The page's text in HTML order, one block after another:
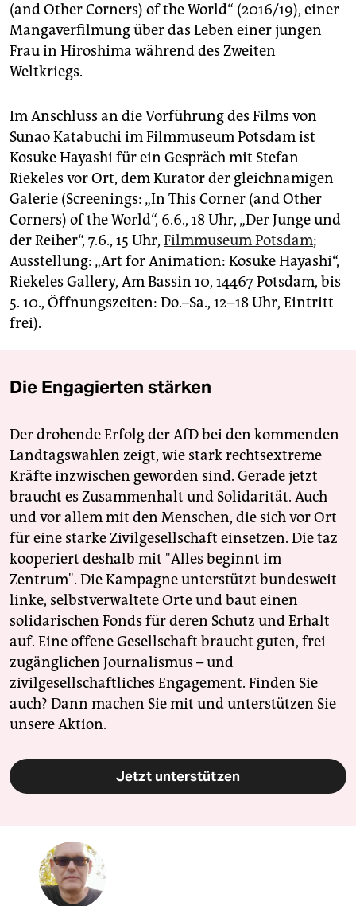
(and Other Corners) of the World“ (2016/19), einer
Mangaverfilmung über das Leben einer jungen
Frau in Hiroshima während des Zweiten
Weltkriegs.
Im Anschluss an die Vorführung des Films von
Sunao Katabuchi im Filmmuseum Potsdam ist
Kosuke Hayashi für ein Gespräch mit Stefan
Riekeles vor Ort, dem Kurator der gleichnamigen
Galerie (Screenings: „In This Corner (and Other
Corners) of the World“, 6.6., 18 Uhr, „Der Junge und
der Reiher“, 7.6., 15 Uhr, Filmmuseum Potsdam;
Ausstellung: „Art for Animation: Kosuke Hayashi“,
Riekeles Gallery, Am Bassin 10, 14467 Potsdam, bis
5. 10., Öffnungszeiten: Do.–Sa., 12–18 Uhr, Eintritt
frei).
Die Engagierten stärken
Der drohende Erfolg der AfD bei den kommenden
Landtagswahlen zeigt, wie stark rechtsextreme
Kräfte inzwischen geworden sind. Gerade jetzt
braucht es Zusammenhalt und Solidarität. Auch
und vor allem mit den Menschen, die sich vor Ort
für eine starke Zivilgesellschaft einsetzen. Die taz
kooperiert deshalb mit "Alles beginnt im
Zentrum". Die Kampagne unterstützt bundesweit
linke, selbstverwaltete Orte und baut einen
solidarischen Fonds für deren Schutz und Erhalt
auf. Eine offene Gesellschaft braucht guten, frei
zugänglichen Journalismus – und
zivilgesellschaftliches Engagement. Finden Sie
auch? Dann machen Sie mit und unterstützen Sie
unsere Aktion.
Jetzt unterstützen